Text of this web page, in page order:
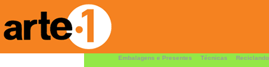
Embalagens e Presentes Técnicas Reciclando